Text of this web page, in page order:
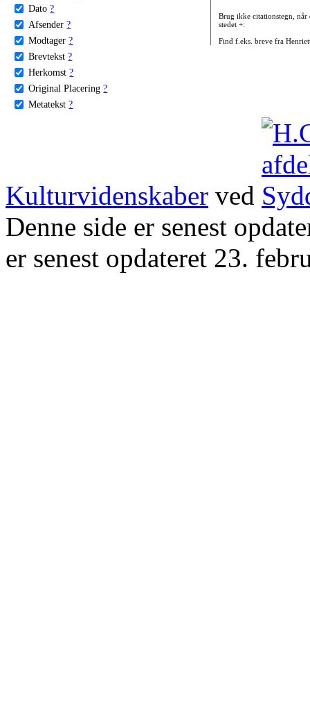
Dato ?
Afsender ?
Modtager ?
Brevtekst ?
Herkomst ?
Original Placering ?
Metatekst ?
Brug ikke citationstegn, når
stedet +:
Find f.eks. breve fra
Kulturvidenskaber ved
Denne side er senest
er senest opdateret 23.